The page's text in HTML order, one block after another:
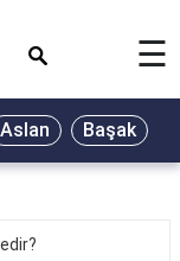
☰
Aslan Başak